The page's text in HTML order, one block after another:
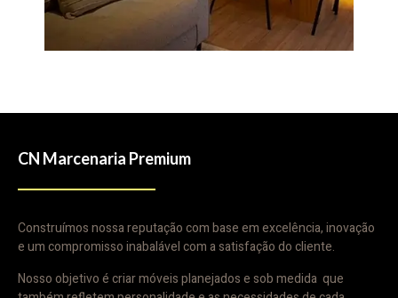
CN Marcenaria Premium
Construímos nossa reputação com base em excelência, inovação
e um compromisso inabalável com a satisfação do cliente.
Nosso objetivo é criar móveis planejados e sob medida que